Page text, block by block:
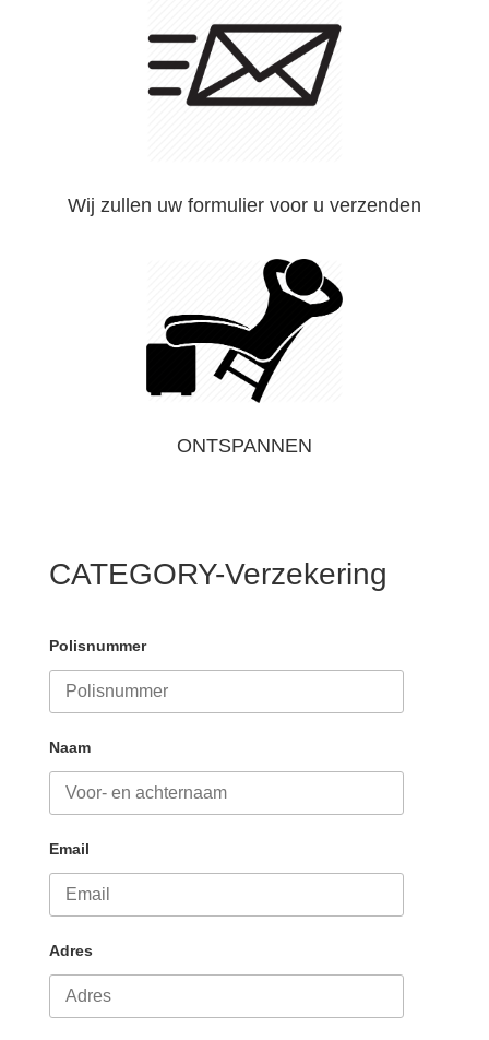
Wij zullen uw formulier voor u verzenden
ONTSPANNEN
CATEGORY-Verzekering
Polisnummer
Naam
Email
Adres